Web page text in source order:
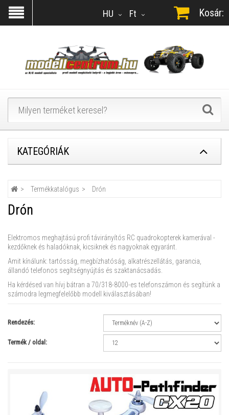
Ft
HU Kosár:
KATEGÓRIÁK
Termékkatalógus Drón
Drón
Elektromos meghajtású profi távirányítós RC quadrokopterek kamerával -
kezdőknek és haladóknak, kicsiknek és nagyoknak egyaránt.
Amit kínálunk: tartósság, megbízhatóság, alkatrészellátás, garancia,
állandó telefonos segítségnyújtás és szaktanácsadás.
Ha kérdésed van hívj bátran a 70/318-8000-es telefonszámon és segítünk a
számodra legmegfelelőbb modell kiválasztásában!
Rendezés:
Termék / oldal: